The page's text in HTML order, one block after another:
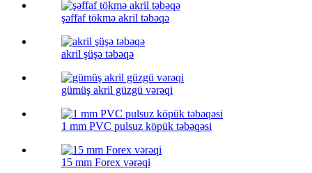
şəffaf tökmə akril təbəqə
akril şüşə təbəqə
gümüş akril güzgü vərəqi
1 mm PVC pulsuz köpük təbəqəsi
15 mm Forex vərəqi